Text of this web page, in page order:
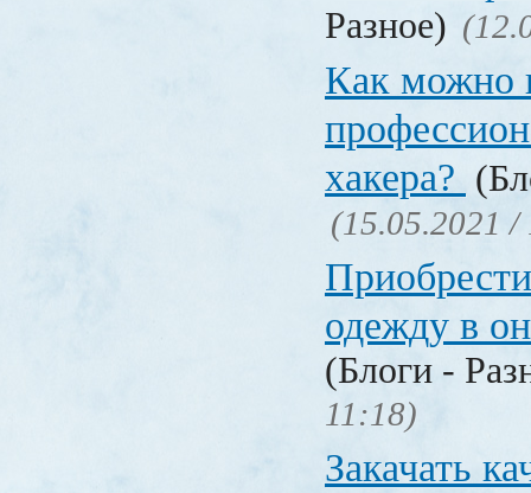
Разное)
Как можно
хакера?
(15.05.2021 /
одежду в
(Блоги -
11:18)
Закачать